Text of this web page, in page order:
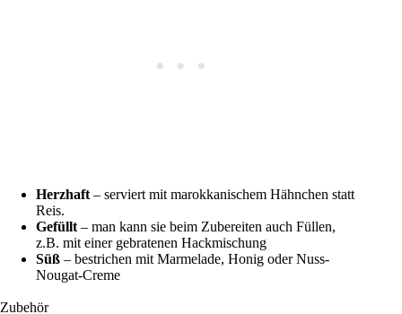
Herzhaft – serviert mit marokkanischem Hähnchen statt
Reis.
Gefüllt – man kann sie beim Zubereiten auch Füllen,
z.B. mit einer gebratenen Hackmischung
Süß – bestrichen mit Marmelade, Honig oder Nuss-
Nougat-Creme
Zubehör